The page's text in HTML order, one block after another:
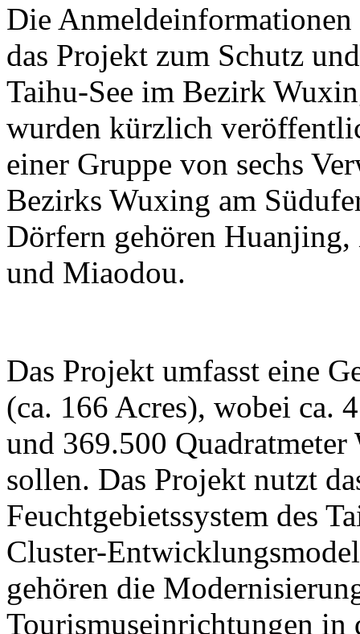
Die
das Projekt zum Schutz
Taihu-See im Bezirk
wurden kürzlich
einer Gruppe von sechs
Bezirks Wuxing am
Dörfern gehören
und Miaodou.
Das Projekt umfasst eine
(ca. 166 Acres), wobei ca.
und 369.500 Quadratmeter
sollen. Das Projekt nutzt
Feuchtgebietssystem des
Cluster-
gehören die
Tourismuseinrichtungen